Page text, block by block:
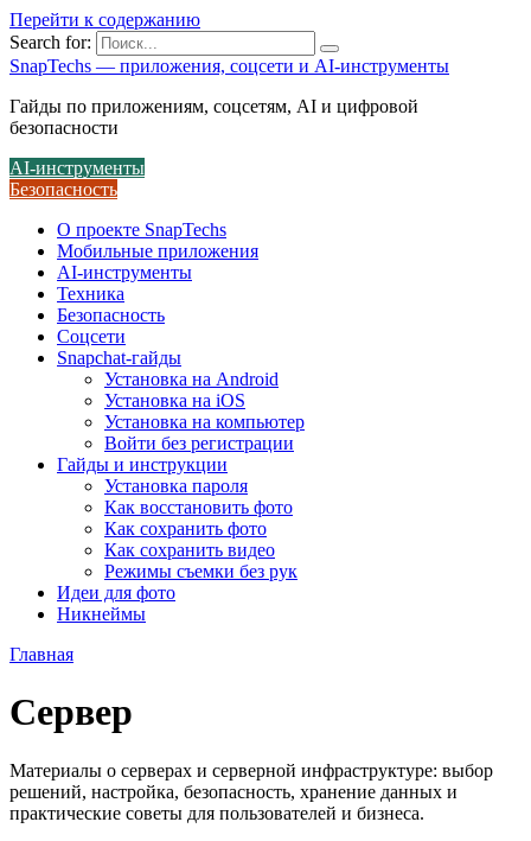
Перейти к содержанию
Search for:
SnapTechs — приложения, соцсети и AI-инструменты
Гайды по приложениям, соцсетям, AI и цифровой
безопасности
AI-инструменты
Безопасность
О проекте SnapTechs
Мобильные приложения
AI-инструменты
Техника
Безопасность
Соцсети
Snapchat-гайды
Установка на Android
Установка на iOS
Установка на компьютер
Войти без регистрации
Гайды и инструкции
Установка пароля
Как восстановить фото
Как сохранить фото
Как сохранить видео
Режимы съемки без рук
Идеи для фото
Никнеймы
Главная
Сервер
Материалы о серверах и серверной инфраструктуре: выбор
решений, настройка, безопасность, хранение данных и
практические советы для пользователей и бизнеса.